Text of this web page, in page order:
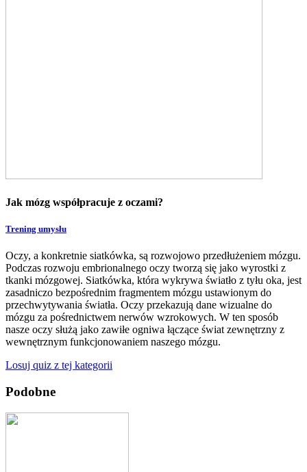
Jak mózg współpracuje z oczami?
Trening umysłu
Oczy, a konkretnie siatkówka, są rozwojowo przedłużeniem mózgu.
Podczas rozwoju embrionalnego oczy tworzą się jako wyrostki z
tkanki mózgowej. Siatkówka, która wykrywa światło z tyłu oka, jest
zasadniczo bezpośrednim fragmentem mózgu ustawionym do
przechwytywania światła. Oczy przekazują dane wizualne do
mózgu za pośrednictwem nerwów wzrokowych. W ten sposób
nasze oczy służą jako zawiłe ogniwa łączące świat zewnętrzny z
wewnętrznym funkcjonowaniem naszego mózgu.
Losuj quiz z tej kategorii
Podobne